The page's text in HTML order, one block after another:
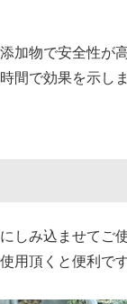
加物で安全性が
間で効果を示しま
しみ込ませてご
用頂くと便利です